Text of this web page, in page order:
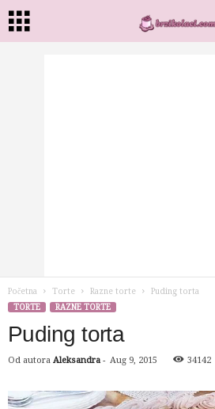
Početna Torte Razne torte
Puding torta
TORTE
RAZNE TORTE
Puding torta
Od autora Aleksandra - Aug 9, 2015 34142